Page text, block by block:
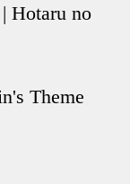
Hotaru no
Theme